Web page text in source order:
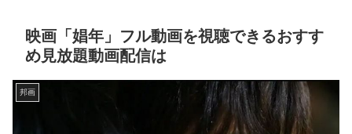
映画「娼年」フル動画を視聴できるおすす
め見放題動画配信は
邦画